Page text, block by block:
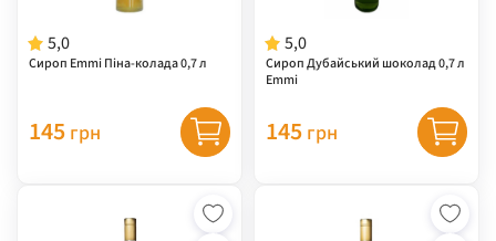
5,0
Сироп Emmi Піна-колада 0,7 л
145 грн
5,0
Сироп Дубайський шоколад 0,7 л
Emmi
145 грн